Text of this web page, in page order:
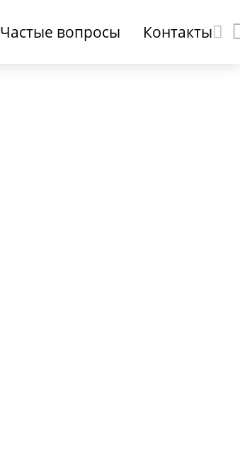
Частые вопросы Контакты